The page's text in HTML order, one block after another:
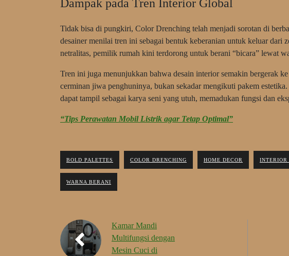
Dampak pada Tren Interior Global
Tidak bisa di pungkiri, Color Drenching telah menjadi sorotan di
desainer menilai tren ini sebagai bentuk keberanian untuk keluar dari
netralitas, pemilik rumah kini terdorong untuk berani “bicara” lewat
Tren ini juga menunjukkan bahwa desain interior semakin bergerak
cerminan jiwa penghuninya, bukan sekadar mengikuti pakem
dapat tampil sebagai karya seni yang utuh, memadukan fungsi dan
“Tips Perawatan Mobil Listrik agar Tetap Optimal”
BOLD PALETTES COLOR DRENCHING HOME DECOR INTERIOR
WARNA BERANI
Kamar Mandi
Multifungsi dengan
Mesin Cuci di